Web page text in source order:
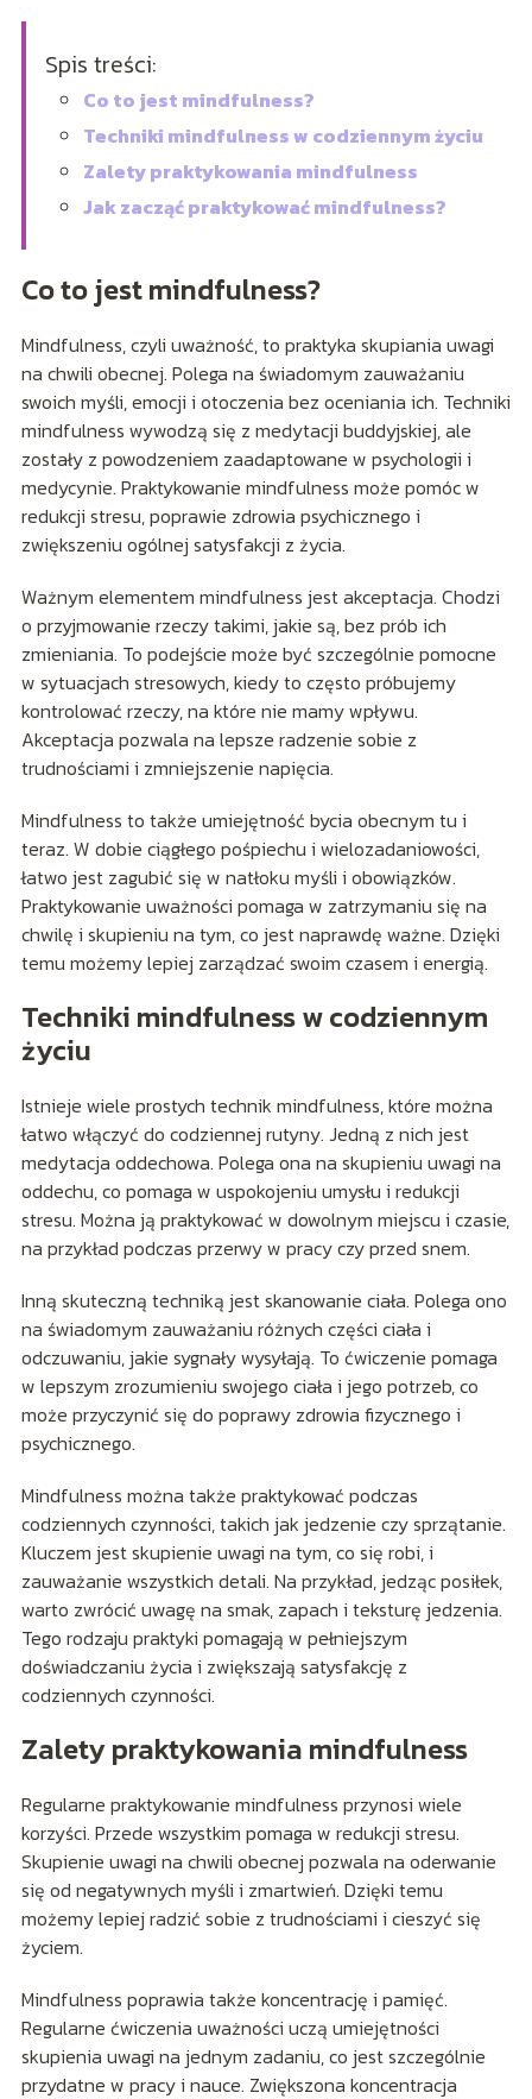
Spis treści:
Co to jest mindfulness?
Techniki mindfulness w codziennym życiu
Zalety praktykowania mindfulness
Jak zacząć praktykować mindfulness?
Co to jest mindfulness?
Mindfulness, czyli uważność, to praktyka skupiania uwagi
na chwili obecnej. Polega na świadomym zauważaniu
swoich myśli, emocji i otoczenia bez oceniania ich. Techniki
mindfulness wywodzą się z medytacji buddyjskiej, ale
zostały z powodzeniem zaadaptowane w psychologii i
medycynie. Praktykowanie mindfulness może pomóc w
redukcji stresu, poprawie zdrowia psychicznego i
zwiększeniu ogólnej satysfakcji z życia.
Ważnym elementem mindfulness jest akceptacja. Chodzi
o przyjmowanie rzeczy takimi, jakie są, bez prób ich
zmieniania. To podejście może być szczególnie pomocne
w sytuacjach stresowych, kiedy to często próbujemy
kontrolować rzeczy, na które nie mamy wpływu.
Akceptacja pozwala na lepsze radzenie sobie z
trudnościami i zmniejszenie napięcia.
Mindfulness to także umiejętność bycia obecnym tu i
teraz. W dobie ciągłego pośpiechu i wielozadaniowości,
łatwo jest zagubić się w natłoku myśli i obowiązków.
Praktykowanie uważności pomaga w zatrzymaniu się na
chwilę i skupieniu na tym, co jest naprawdę ważne. Dzięki
temu możemy lepiej zarządzać swoim czasem i energią.
Techniki mindfulness w codziennym
życiu
Istnieje wiele prostych technik mindfulness, które można
łatwo włączyć do codziennej rutyny. Jedną z nich jest
medytacja oddechowa. Polega ona na skupieniu uwagi na
oddechu, co pomaga w uspokojeniu umysłu i redukcji
stresu. Można ją praktykować w dowolnym miejscu i czasie,
na przykład podczas przerwy w pracy czy przed snem.
Inną skuteczną techniką jest skanowanie ciała. Polega ono
na świadomym zauważaniu różnych części ciała i
odczuwaniu, jakie sygnały wysyłają. To ćwiczenie pomaga
w lepszym zrozumieniu swojego ciała i jego potrzeb, co
może przyczynić się do poprawy zdrowia fizycznego i
psychicznego.
Mindfulness można także praktykować podczas
codziennych czynności, takich jak jedzenie czy sprzątanie.
Kluczem jest skupienie uwagi na tym, co się robi, i
zauważanie wszystkich detali. Na przykład, jedząc posiłek,
warto zwrócić uwagę na smak, zapach i teksturę jedzenia.
Tego rodzaju praktyki pomagają w pełniejszym
doświadczaniu życia i zwiększają satysfakcję z
codziennych czynności.
Zalety praktykowania mindfulness
Regularne praktykowanie mindfulness przynosi wiele
korzyści. Przede wszystkim pomaga w redukcji stresu.
Skupienie uwagi na chwili obecnej pozwala na oderwanie
się od negatywnych myśli i zmartwień. Dzięki temu
możemy lepiej radzić sobie z trudnościami i cieszyć się
życiem.
Mindfulness poprawia także koncentrację i pamięć.
Regularne ćwiczenia uważności uczą umiejętności
skupienia uwagi na jednym zadaniu, co jest szczególnie
przydatne w pracy i nauce. Zwiększona koncentracja